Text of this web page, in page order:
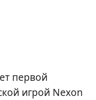
первой
игрой Nexon